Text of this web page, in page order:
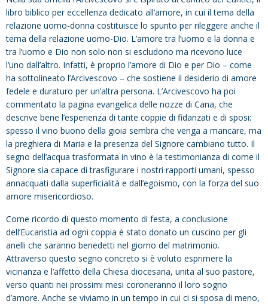
libro biblico per eccellenza dedicato all’amore, in cui il tema della
relazione uomo-donna costituisce lo spunto per rileggere anche il
tema della relazione uomo-Dio. L’amore tra l’uomo e la donna e
tra l’uomo e Dio non solo non si escludono ma ricevono luce
l’uno dall’altro. Infatti, è proprio l’amore di Dio e per Dio – come
ha sottolineato l’Arcivescovo – che sostiene il desiderio di amore
fedele e duraturo per un’altra persona. L’Arcivescovo ha poi
commentato la pagina evangelica delle nozze di Cana, che
descrive bene l’esperienza di tante coppie di fidanzati e di sposi:
spesso il vino buono della gioia sembra che venga a mancare, ma
la preghiera di Maria e la presenza del Signore cambiano tutto. Il
segno dell’acqua trasformata in vino è la testimonianza di come il
Signore sia capace di trasfigurare i nostri rapporti umani, spesso
annacquati dalla superficialità e dall’egoismo, con la forza del suo
amore misericordioso.
Come ricordo di questo momento di festa, a conclusione
dell’Eucaristia ad ogni coppia è stato donato un cuscino per gli
anelli che saranno benedetti nel giorno del matrimonio.
Attraverso questo segno concreto si è voluto esprimere la
vicinanza e l’affetto della Chiesa diocesana, unita al suo pastore,
verso quanti nei prossimi mesi coroneranno il loro sogno
d’amore. Anche se viviamo in un tempo in cui ci si sposa di meno,